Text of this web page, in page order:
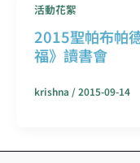
活動花絮
2015聖帕布帕
福》讀書會
krishna /2015-09-14